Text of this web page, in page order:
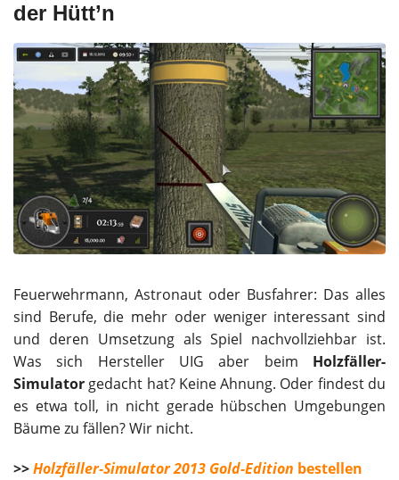
der Hütt’n
Feuerwehrmann, Astronaut oder Busfahrer: Das alles
sind Berufe, die mehr oder weniger interessant sind
und deren Umsetzung als Spiel nachvollziehbar ist.
Was sich Hersteller UIG aber beim Holzfäller-
Simulator gedacht hat? Keine Ahnung. Oder findest du
es etwa toll, in nicht gerade hübschen Umgebungen
Bäume zu fällen? Wir nicht.
>>Holzfäller-Simulator 2013 Gold-Edition bestellen